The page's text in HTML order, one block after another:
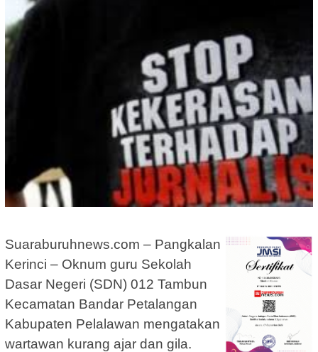
Suaraburuhnews.com – Pangkalan
Kerinci – Oknum guru Sekolah
Dasar Negeri (SDN) 012 Tambun
Kecamatan Bandar Petalangan
Kabupaten Pelalawan mengatakan
wartawan kurang ajar dan gila.